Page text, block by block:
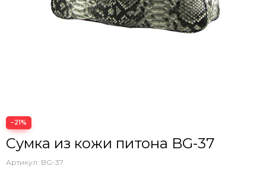
−21%
Сумка из кожи питона BG-37
Артикул: BG-37